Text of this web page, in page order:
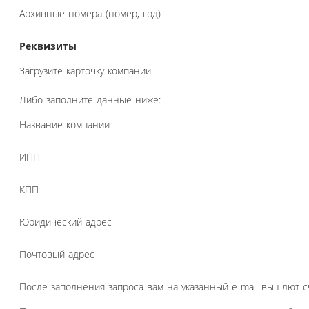
Архивные номера (номер, год)
Реквизиты
Загрузите карточку компании
Либо заполните данные ниже:
Название компании
ИНН
КПП
Юридический адрес
Почтовый адрес
После заполнения запроса вам на указанный e-mail вышлют